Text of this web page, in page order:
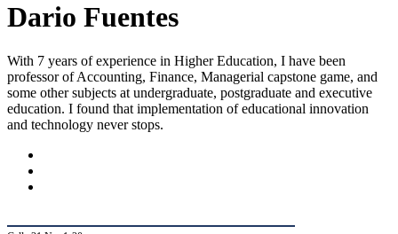
Dario Fuentes
With 7 years of experience in Higher Education, I have been
professor of Accounting, Finance, Managerial capstone game, and
some other subjects at undergraduate, postgraduate and executive
education. I found that implementation of educational innovation
and technology never stops.